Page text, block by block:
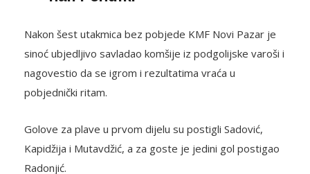
Nakon šest utakmica bez pobjede KMF Novi Pazar je
sinoć ubjedljivo savladao komšije iz podgolijske varoši i
nagovestio da se igrom i rezultatima vraća u
pobjednički ritam.
Golove za plave u prvom dijelu su postigli Sadović,
Kapidžija i Mutavdžić, a za goste je jedini gol postigao
Radonjić.